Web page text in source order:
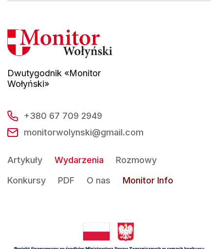
Dwutygodnik «Monitor
Wołyński»
+380 67 709 2949
monitorwolynski@gmail.com
Artykuły Wydarzenia
Rozmowy
Konkursy
PDF O nas Monitor Info